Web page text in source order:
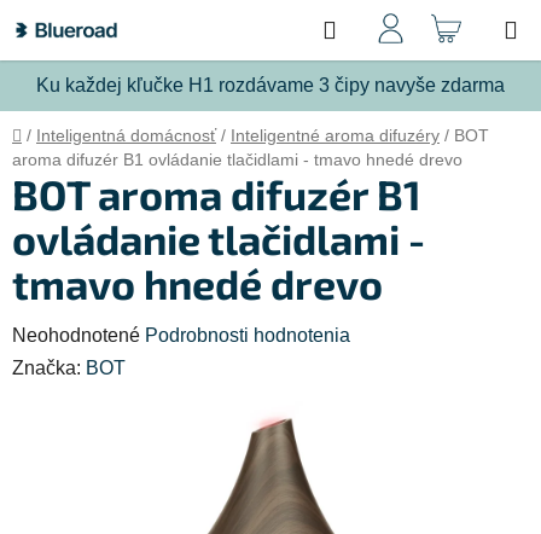
na
obsah
Ku každej kľučke H1 rozdávame 3 čipy navyše zdarma
Hľadať
Domov
/ Inteligentná domácnosť / Inteligentné aroma difuzéry / BOT
aroma difuzér B1 ovládanie tlačidlami - tmavo hnedé drevo
BOT aroma difuzér B1
ovládanie tlačidlami -
tmavo hnedé drevo
Priemerné
hodnotenie
Neohodnotené Podrobnosti hodnotenia
Značka: BOT